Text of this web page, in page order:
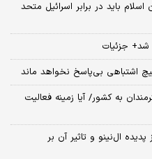
باید در برابر اسرائیل متحد
شد+ جزئیات
اشتباهی بی‌پاسخ نخواهد ماند
به کشور/ آیا زمینه فعالیت
ال‌نینو و تاثیر آن بر